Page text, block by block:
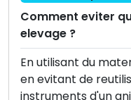
Comment eviter
elevage ?
En utilisant du
en evitant de
instruments d'un